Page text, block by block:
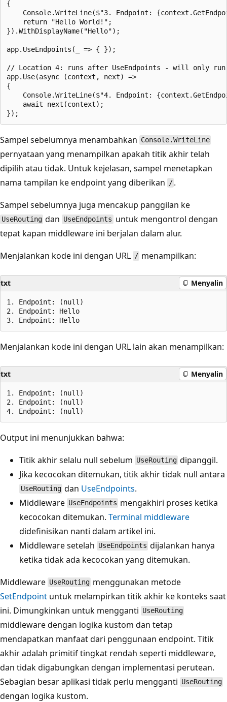
{
Console.WriteLine($"3. Endpoint:
    return "Hello World!";
}).WithDisplayName("Hello");
app.UseEndpoints(_ => { });
// Location 4: runs after UseEndpoints - will only
app.Use(async (context, next) =>
{
Console.WriteLine($"4. Endpoint:
    await next(context);
Sampel sebelumnya menambahkan Console.WriteLine
pernyataan yang menampilkan apakah titik akhir telah
dipilih atau tidak. Untuk kejelasan, sampel menetapkan
nama tampilan ke endpoint yang diberikan / .
Sampel sebelumnya juga mencakup panggilan ke
UseRouting dan UseEndpoints untuk mengontrol dengan
tepat kapan middleware ini berjalan dalam alur.
Menjalankan kode ini dengan URL / menampilkan:
txt Menyalin
1. Endpoint: (null)
2. Endpoint: Hello
Menjalankan kode ini dengan URL lain akan menampilkan:
txt Menyalin
1. Endpoint: (null)
2. Endpoint: (null)
Output ini menunjukkan bahwa:
Titik akhir selalu null sebelum UseRouting dipanggil.
Jika kecocokan ditemukan, titik akhir tidak null antara
UseRouting dan UseEndpoints.
Middleware UseEndpoints mengakhiri proses ketika
kecocokan ditemukan. Terminal middleware
didefinisikan nanti dalam artikel ini.
Middleware setelah UseEndpoints dijalankan hanya
ketika tidak ada kecocokan yang ditemukan.
Middleware UseRouting menggunakan metode
SetEndpoint untuk melampirkan titik akhir ke konteks saat
ini. Dimungkinkan untuk mengganti UseRouting
middleware dengan logika kustom dan tetap
mendapatkan manfaat dari penggunaan endpoint. Titik
akhir adalah primitif tingkat rendah seperti middleware,
dan tidak digabungkan dengan implementasi perutean.
Sebagian besar aplikasi tidak perlu mengganti UseRouting
dengan logika kustom.